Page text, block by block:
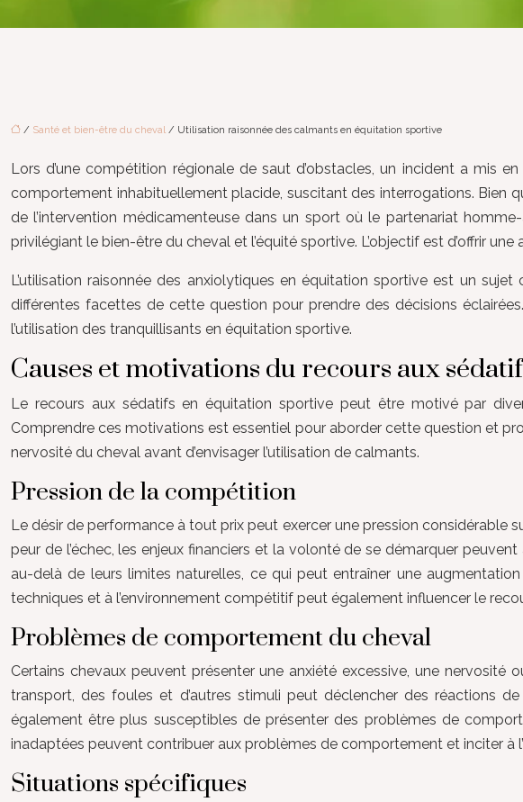
/ Santé et bien-être du cheval / Utilisation raisonnée des calmants en équitation sportive
Lors d’une compétition régionale de saut d’obstacles, un incident a mis
comportement inhabituellement placide, suscitant des interrogations. Bien
de l’intervention médicamenteuse dans un sport où le partenariat
privilégiant le bien-être du cheval et l’équité sportive. L’objectif est d’offrir
L’utilisation raisonnée des anxiolytiques en équitation sportive est un
différentes facettes de cette question pour prendre des décisions
l’utilisation des tranquillisants en équitation sportive.
Causes et motivations du recours aux
Le recours aux sédatifs en équitation sportive peut être motivé par
Comprendre ces motivations est essentiel pour aborder cette question et
nervosité du cheval avant d’envisager l’utilisation de calmants.
Pression de la compétition
Le désir de performance à tout prix peut exercer une pression considérable
peur de l’échec, les enjeux financiers et la volonté de se démarquer
au-delà de leurs limites naturelles, ce qui peut entraîner une
techniques et à l’environnement compétitif peut également influencer le
Problèmes de comportement du cheval
Certains chevaux peuvent présenter une anxiété excessive, une
transport, des foules et d’autres stimuli peut déclencher des réactions
également être plus susceptibles de présenter des problèmes de
inadaptées peuvent contribuer aux problèmes de comportement et inciter à
Situations spécifiques